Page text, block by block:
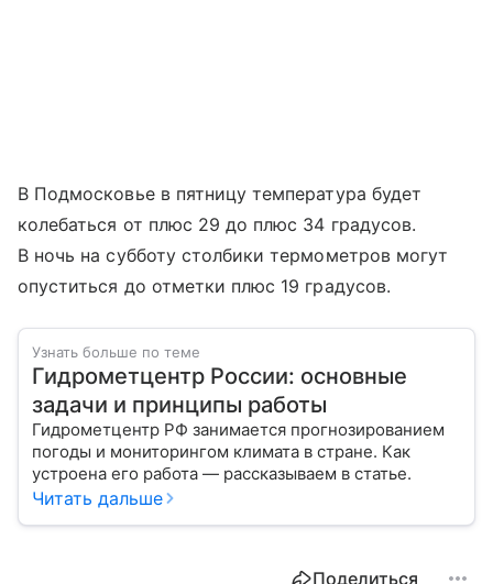
В Подмосковье в пятницу температура будет
колебаться от плюс 29 до плюс 34 градусов.
В ночь на субботу столбики термометров могут
опуститься до отметки плюс 19 градусов.
Узнать больше по теме
Гидрометцентр России: основные
задачи и принципы работы
Гидрометцентр РФ занимается прогнозированием
погоды и мониторингом климата в стране. Как
устроена его работа — рассказываем в статье.
Читать дальше
Поделиться